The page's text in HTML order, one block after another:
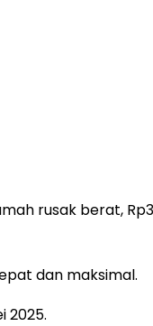
rusak berat,
dan maksimal.
2025.